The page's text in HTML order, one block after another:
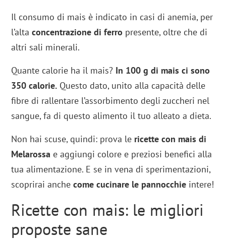
Il consumo di mais è indicato in casi di anemia, per
l’altaconcentrazione di ferro presente, oltre che di
altri sali minerali.
Quante calorie ha il mais? In 100 g di mais ci sono
350 calorie. Questo dato, unito alla capacità delle
fibre di rallentare l’assorbimento degli zuccheri nel
sangue, fa di questo alimento il tuo alleato a dieta.
Non hai scuse, quindi: prova le ricette con mais di
Melarossa e aggiungi colore e preziosi benefici alla
tua alimentazione. E se in vena di sperimentazioni,
scoprirai anchecome cucinare le pannocchie intere!
Ricette con mais: le migliori
proposte sane